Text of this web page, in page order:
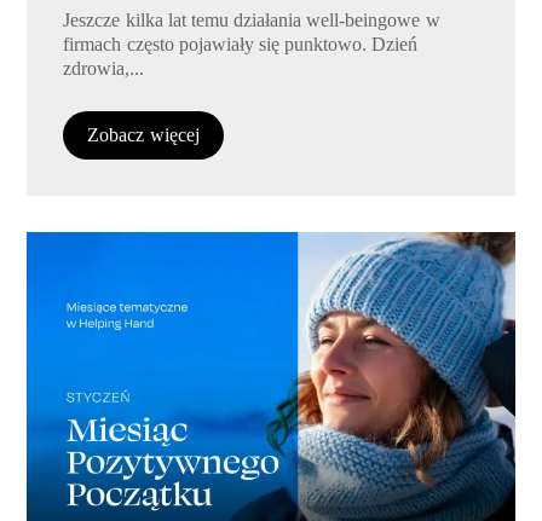
Jeszcze kilka lat temu działania well-beingowe w
firmach często pojawiały się punktowo. Dzień
zdrowia,...
Zobacz więcej